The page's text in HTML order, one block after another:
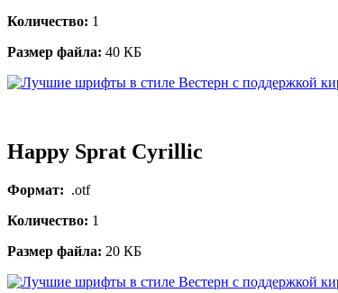
Количество: 1
Размер файла: 40 КБ
Happy Sprat Cyrillic
Формат: .otf
Количество: 1
Размер файла: 20 КБ